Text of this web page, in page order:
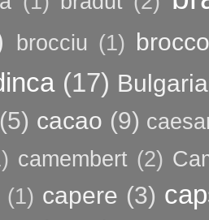
brocciu (1)
(17) Bulgaria
(5) cacao (9)
camembert (2)
(1) capere (3)